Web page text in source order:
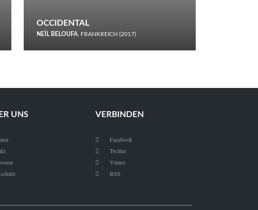
OCCIDENTAL
NEÏL BELOUFA, FRANKREICH (2017)
UNS VERBINDEN
 Facebook
 Twitter
 Vimeo
 RSS